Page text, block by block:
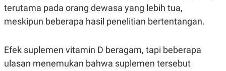
terutama pada orang dewasa yang lebih tua,
meskipun beberapa hasil penelitian bertentangan.
Efek suplemen vitamin D beragam, tapi beberapa
ulasan menemukan bahwa suplemen tersebut